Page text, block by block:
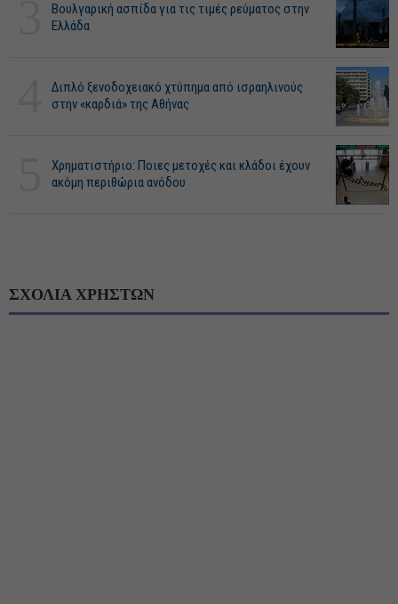
Βουλγαρική ασπίδα για τις τιμές ρεύματος στην
Ελλάδα
Διπλό ξενοδοχειακό χτύπημα από ισραηλινούς
στην «καρδιά» της Αθήνας
Χρηματιστήριο: Ποιες μετοχές και κλάδοι έχουν
ακόμη περιθώρια ανόδου
ΣΧΟΛΙΑ ΧΡΗΣΤΩΝ